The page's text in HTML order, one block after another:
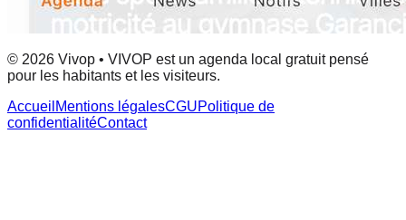
© 2026 Vivop • VIVOP est un agenda local gratuit pensé
pour les habitants et les visiteurs.
Accueil Mentions légalesCGUPolitique de
confidentialitéContact